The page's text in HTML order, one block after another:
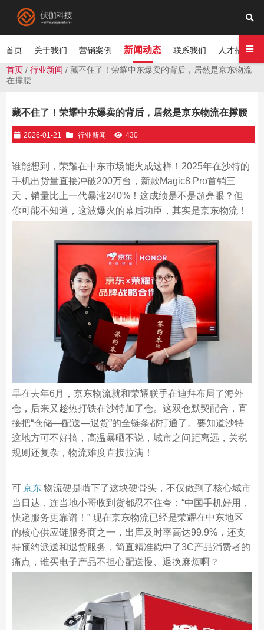
首页 关于我们 营销案例 新闻动态 联系我们 人才招聘
首页 /行业新闻 / 藏不住了！荣耀中东爆卖的背后，居然是京东物流
在撑腰
藏不住了！荣耀中东爆卖的背后，居然是京东物流在撑腰
2026-01-21 行业新闻 430
谁能想到，荣耀在中东市场能火成这样！2025年在沙特的
手机出货量直接冲破200万台，新款Magic8 Pro首销三
天，销量比上一代暴涨240%！这成绩是不是超亮眼？但
你可能不知道，这波爆火的幕后功臣，其实是京东物流！
早在去年6月，京东物流就和荣耀联手在迪拜布局了海外
仓，后来又趁热打铁在沙特加了仓。这双仓默契配合，直
接把“仓储—配送—退货”的全链条都打通了。要知道沙特
这地方可不好搞，高温暴晒不说，城市之间距离远，关税
规则还复杂，物流难度直接拉满！
可京东物流硬是啃下了这块硬骨头，不仅做到了核心城市
当日达，连当地小哥收到货都忍不住夸：“中国手机好用，
快递服务更靠谱！” 现在京东物流已经是荣耀在中东地区
的核心供应链服务商之一，出库及时率高达99.9%，还支
持预约派送和退货服务，简直精准戳中了3C产品消费者的
痛点，谁买电子产品不担心配送慢、退换麻烦啊？